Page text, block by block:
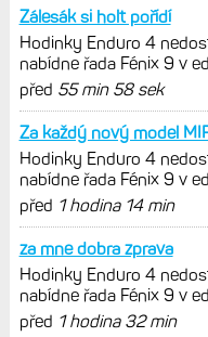
jedním
vytknout.
Zaměření
trénink
v
Garmin
300
měsíců